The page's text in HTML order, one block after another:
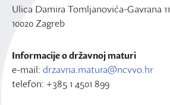
Ulica Damira Tomljanovića-Gavrana 11
10020 Zagreb
Informacije o državnoj maturi
e-mail: drzavna.matura@ncvvo.hr
telefon: +385 1 4501 899